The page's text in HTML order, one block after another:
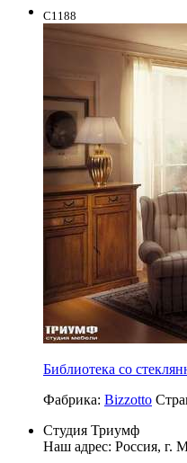
C1188
Библиотека со
Фабрика: Bizzotto
Студия Триумф
Наш адрес: Россия, г.